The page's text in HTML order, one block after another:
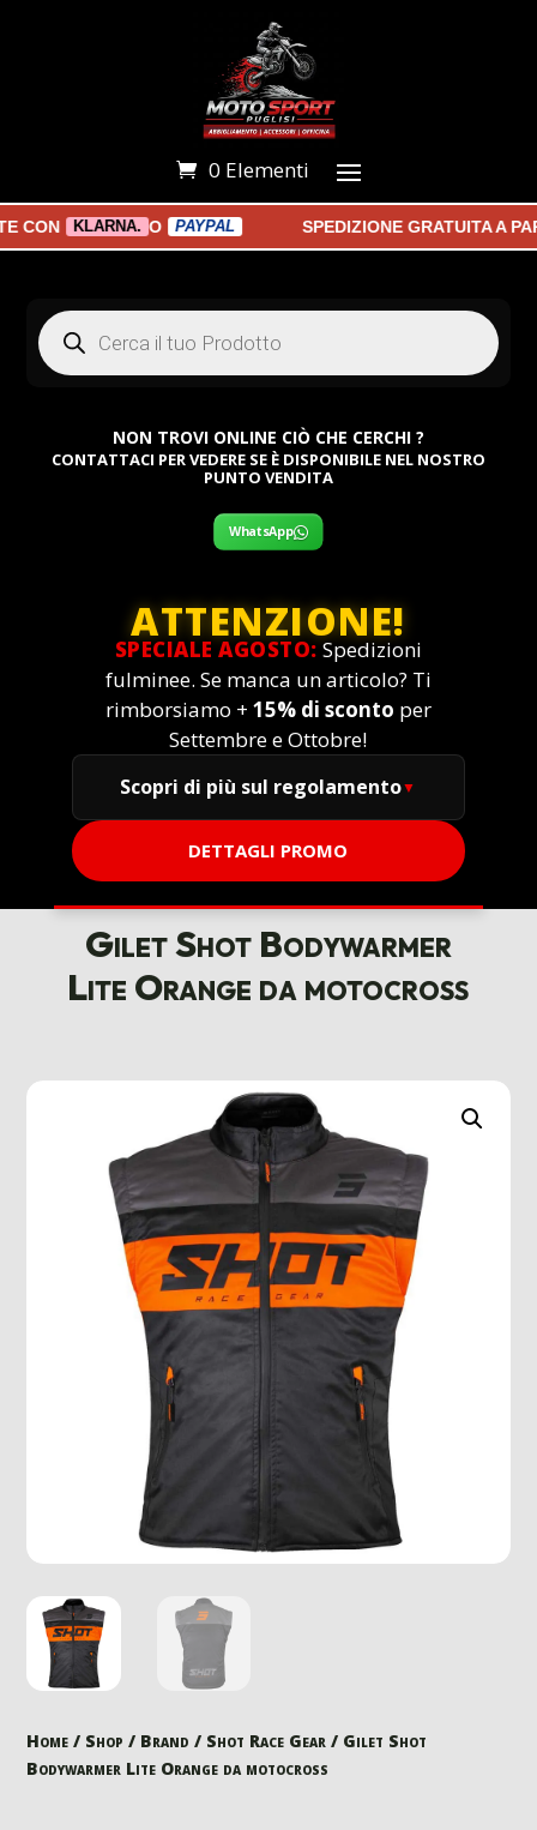
0 Elementi
KLARNA. O PAYPAL SPEDIZIONE GRATUITA A
Products
search
NON TROVI ONLINE CIÒ CHE CERCHI ?
CONTATTACI PER VEDERE SE È DISPONIBILE NEL NOSTRO
PUNTO VENDITA
WhatsApp
ATTENZIONE!
SPECIALE AGOSTO: Spedizioni
fulminee. Se manca un articolo? Ti
rimborsiamo + 15% di sconto per
Settembre e Ottobre!
Scopri di più sul regolamento
DETTAGLI PROMO
Gilet Shot Bodywarmer
Lite Orange da motocross
Home / Shop / Brand / Shot Race Gear / Gilet Shot
Bodywarmer Lite Orange da motocross